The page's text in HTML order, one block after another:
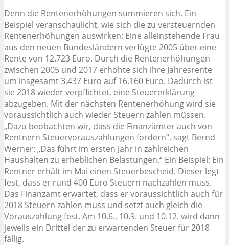
Denn die Rentenerhöhungen summieren sich. Ein
Beispiel veranschaulicht, wie sich die zu versteuernden
Rentenerhöhungen auswirken: Eine alleinstehende Frau
aus den neuen Bundesländern verfügte 2005 über eine
Rente von 12.723 Euro. Durch die Rentenerhöhungen
zwischen 2005 und 2017 erhöhte sich ihre Jahresrente
um insgesamt 3.437 Euro auf 16.160 Euro. Dadurch ist
sie 2018 wieder verpflichtet, eine Steuererklärung
abzugeben. Mit der nächsten Rentenerhöhung wird sie
voraussichtlich auch wieder Steuern zahlen müssen.
„Dazu beobachten wir, dass die Finanzämter auch von
Rentnern Steuervorauszahlungen fordern“, sagt Bernd
Werner: „Das führt im ersten Jahr in zahlreichen
Haushalten zu erheblichen Belastungen.“ Ein Beispiel: Ein
Rentner erhält im Mai einen Steuerbescheid. Dieser legt
fest, dass er rund 400 Euro Steuern nachzahlen muss.
Das Finanzamt erwartet, dass er voraussichtlich auch für
2018 Steuern zahlen muss und setzt auch gleich die
Vorauszahlung fest. Am 10.6., 10.9. und 10.12. wird dann
jeweils ein Drittel der zu erwartenden Steuer für 2018
fällig.